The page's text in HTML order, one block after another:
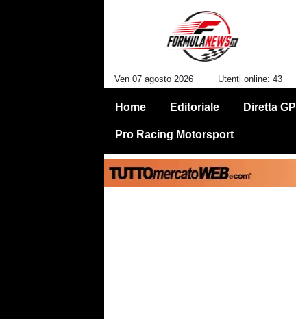
Ven 07 agosto 2026 Utenti online: 43
Home Editoriale Diretta GP
Pro Racing Motorsport